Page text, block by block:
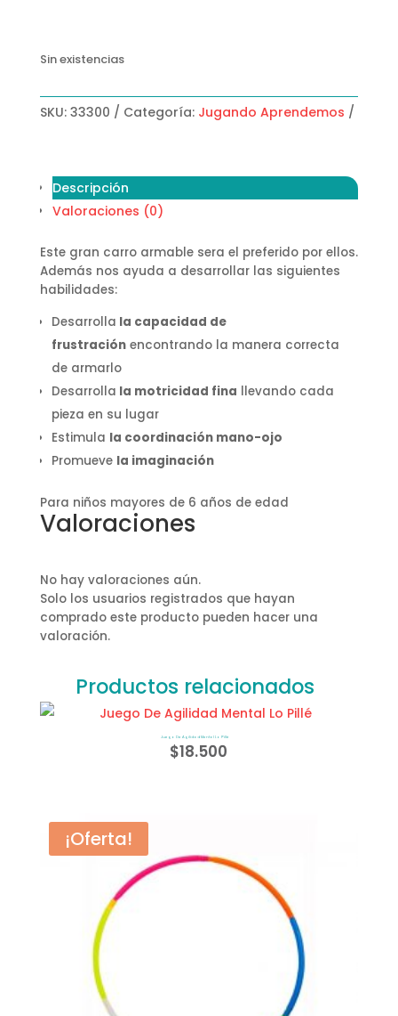
Sin existencias
SKU: 33300 Categoría: Jugando Aprendemos
Descripción
Valoraciones (0)
Este gran carro armable sera el preferido por ellos.
Además nos ayuda a desarrollar las siguientes
habilidades:
Desarrolla la capacidad de
frustración encontrando la manera correcta
de armarlo
Desarrolla la motricidad fina llevando cada
pieza en su lugar
Estimula la coordinación mano-ojo
Promueve la imaginación
Para niños mayores de 6 años de edad
Valoraciones
No hay valoraciones aún.
Solo los usuarios registrados que hayan
comprado este producto pueden hacer una
valoración.
Productos relacionados
Juego De Agilidad Mental Lo Pillé
$18.500
¡Oferta!